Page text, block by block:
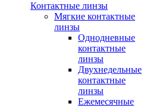
Контактные линзы
Мягкие контактные
линзы
Однодневные
контактные
линзы
Двухнедельные
контактные
линзы
Ежемесячные